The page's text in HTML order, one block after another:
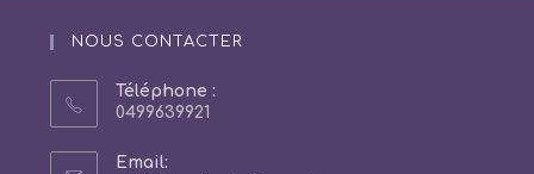
NOUS CONTACTER
Téléphone :
0499639921
Email: